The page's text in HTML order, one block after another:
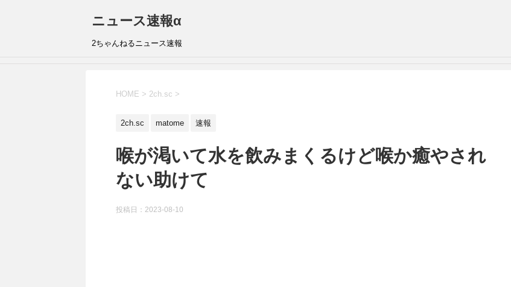
ニュース速報α
2ちゃんねるニュース速報
HOME > 2ch.sc >
2ch.sc matome 速報
喉が渇いて水を飲みまくるけど喉か癒やされ
ない助けて
投稿日： 2023-08-10